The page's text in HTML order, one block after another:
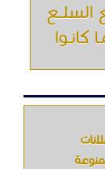
كانـوا